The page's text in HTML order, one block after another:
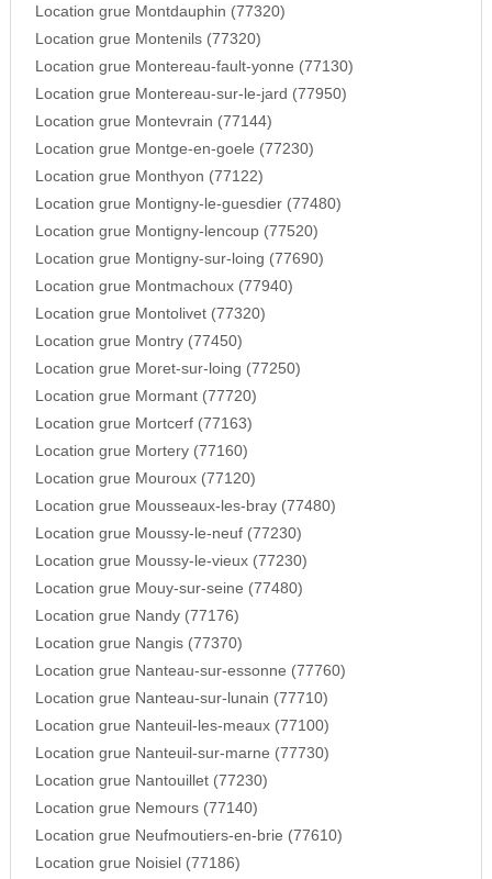
Location grue Montdauphin (77320)
Location grue Montenils (77320)
Location grue Montereau-fault-yonne (77130)
Location grue Montereau-sur-le-jard (77950)
Location grue Montevrain (77144)
Location grue Montge-en-goele (77230)
Location grue Monthyon (77122)
Location grue Montigny-le-guesdier (77480)
Location grue Montigny-lencoup (77520)
Location grue Montigny-sur-loing (77690)
Location grue Montmachoux (77940)
Location grue Montolivet (77320)
Location grue Montry (77450)
Location grue Moret-sur-loing (77250)
Location grue Mormant (77720)
Location grue Mortcerf (77163)
Location grue Mortery (77160)
Location grue Mouroux (77120)
Location grue Mousseaux-les-bray (77480)
Location grue Moussy-le-neuf (77230)
Location grue Moussy-le-vieux (77230)
Location grue Mouy-sur-seine (77480)
Location grue Nandy (77176)
Location grue Nangis (77370)
Location grue Nanteau-sur-essonne (77760)
Location grue Nanteau-sur-lunain (77710)
Location grue Nanteuil-les-meaux (77100)
Location grue Nanteuil-sur-marne (77730)
Location grue Nantouillet (77230)
Location grue Nemours (77140)
Location grue Neufmoutiers-en-brie (77610)
Location grue Noisiel (77186)